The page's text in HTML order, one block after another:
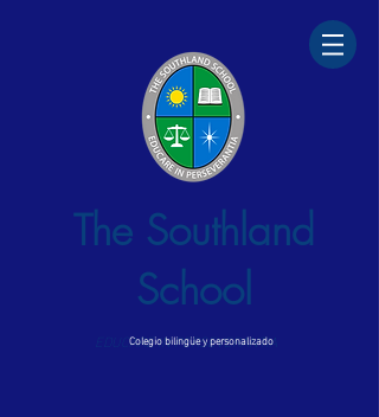
The Southland
School
EDUCARE IN PERSEVERANTIA
Colegio bilingüe y personalizado